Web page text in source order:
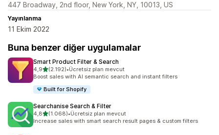
447 Broadway, 2nd floor, New York, NY, 10013, US
Yayınlanma
11 Ekim 2022
Buna benzer diğer uygulamalar
Smart Product Filter & Search
4,95 yıldız üzerinden
(2.192)
toplam 2192 değerlendirme
•Ücretsiz plan mevcut
Boost sales with AI semantic search and instant filters
Built for Shopify
Searchanise Search & Filter
4,85 yıldız üzerinden
(1.068)
toplam 1068 değerlendirme
•Ücretsiz plan mevcut
Increase sales with smart search result pages & custom filters